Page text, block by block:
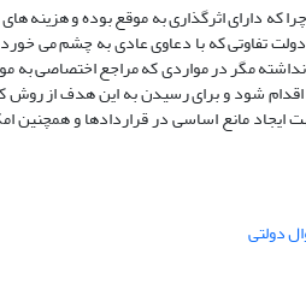
که دارای اثرگذاری به موقع بوده و هزینه
تفاوتی که با دعاوی عادی به چشم می
مگر در مواردی که مراجع اختصاصی به
به بررسی اصل ۱۳۹ از منظری جدید اقدام شود و برای
اصل ۱۳۹ قانون اساسی به جهت ایجاد مانع اساسی در
دولتی